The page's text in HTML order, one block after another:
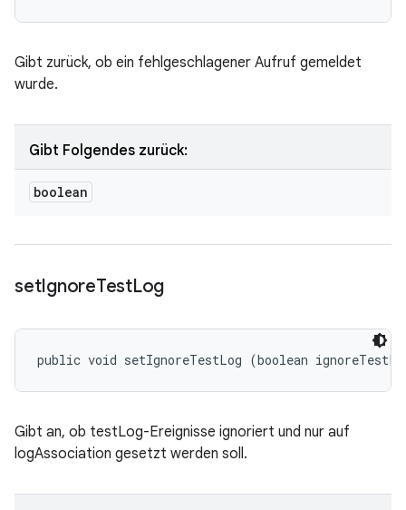
Gibt zurück, ob ein fehlgeschlagener Aufruf gemeldet
wurde.
Gibt Folgendes zurück:
boolean
setIgnoreTestLog
public void setIgnoreTestLog (boolean
Gibt an, ob testLog-Ereignisse ignoriert und nur auf
logAssociation gesetzt werden soll.